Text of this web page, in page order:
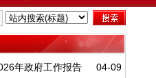
04-09
年政府工作报告